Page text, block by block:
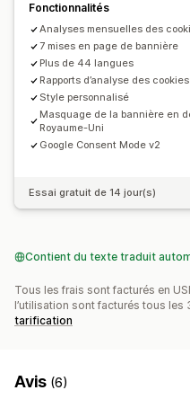
APA-NZPA APPI
RGPD LGPD PDPA PIPEDA
Fonctionnalités
Analyses mensuelles des
7 mises en page de bannière
Plus de 44 langues
Rapports d’analyse des cookies
Style personnalisé
Masquage de la bannière en
Royaume-Uni
Google Consent Mode v2
Essai gratuit de 14 jour(s)
Contient du texte traduit
Tous les frais sont facturés en
l’utilisation sont facturés tous les
tarification
Avis (6)